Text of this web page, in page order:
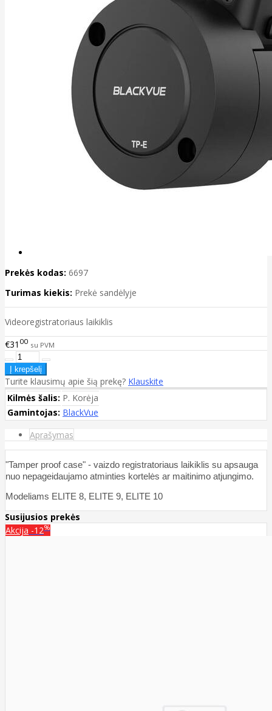
Prekės kodas: 6697
Turimas kiekis: Prekė sandėlyje
Videoregistratoriaus laikiklis
€31 00 su PVM
Turite klausimų apie šią prekę? Klauskite
Kilmės šalis: P. Korėja
Gamintojas: BlackVue
Aprašymas
"Tamper proof case" - vaizdo registratoriaus laikiklis su apsauga
nuo nepageidaujamo atminties kortelės ar maitinimo atjungimo.
Modeliams ELITE 8, ELITE 9, ELITE 10
Susijusios prekės
Akcija -12%